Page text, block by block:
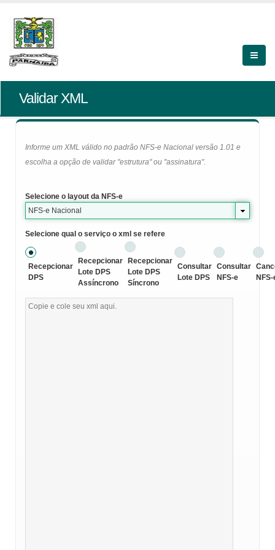
Validar XML
Informe um XML válido no padrão NFS-e Nacional versão 1.01 e
escolha a opção de validar "estrutura" ou "assinatura".
Selecione o layout da NFS-e
NFS-e Nacional
Selecione qual o serviço o xml se refere
Recepcionar
DPS
Recepcionar
Lote DPS
Assíncrono
Recepcionar
Lote DPS
Síncrono
Consultar
Lote DPS
Consultar
NFS-e
NFS-